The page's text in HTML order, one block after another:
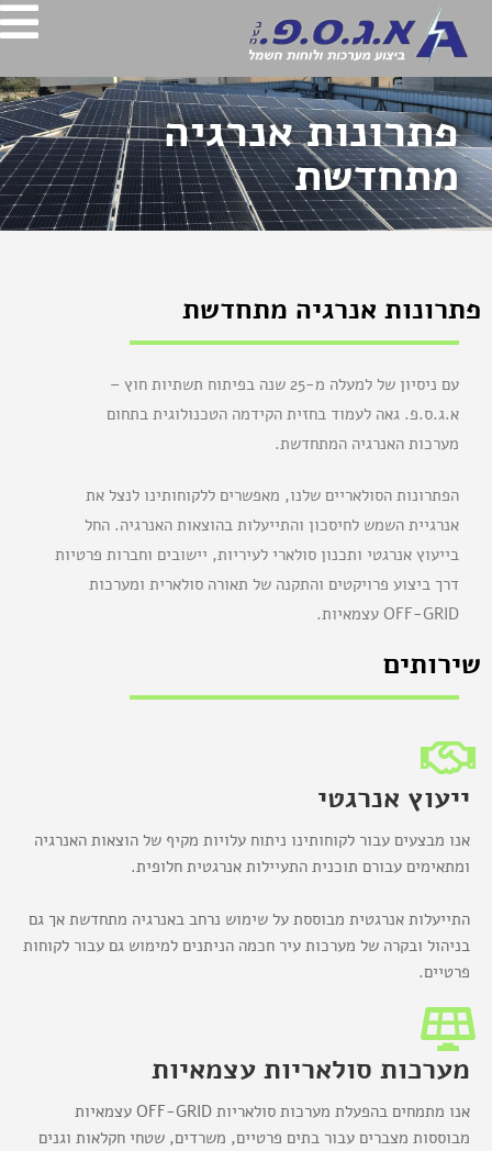
פתרונות אנרגיה
מתחדשת
פתרונות אנרגיה מתחדשת
עם ניסיון של למעלה מ-25 שנה בפיתוח תשתיות חוץ –
א.ג.ס.פ. גאה לעמוד בחזית הקידמה הטכנולוגית בתחום
מערכות האנרגיה המתחדשת.
הפתרונות הסולאריים שלנו, מאפשרים ללקוחותינו לנצל את
אנרגיית השמש לחיסכון והתייעלות בהוצאות האנרגיה. החל
בייעוץ אנרגטי ותכנון סולארי לעיריות, יישובים וחברות פרטיות
דרך ביצוע פרויקטים והתקנה של תאורה סולארית ומערכות
OFF-GRID עצמאיות.
שירותים
ייעוץ אנרגטי
אנו מבצעים עבור לקוחותינו ניתוח עלויות מקיף של הוצאות האנרגיה
ומתאימים עבורם תוכנית התעיילות אנרגטית חלופית.
התייעלות אנרגטית מבוססת על שימוש נרחב באנרגיה מתחדשת אך גם
בניהול ובקרה של מערכות עיר חכמה הניתנים למימוש גם עבור לקוחות
פרטיים.
מערכות סולאריות עצמאיות
אנו מתמחים בהפעלת מערכות סולאריות OFF-GRID עצמאיות
מבוססות מצברים עבור בתים פרטיים, משרדים, שטחי חקלאות וגנים